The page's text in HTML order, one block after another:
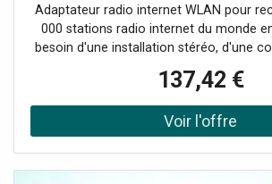
Adaptateur radio internet WLAN pour
000 stations radio internet du monde
besoin d'une installation stéréo, d'une
couleur et peut mémoriser jusqu'à
favorites. L'utilisation se fait par
une application pour Smartphone.
musique d'un Smartphone ou d'un
137,42 €